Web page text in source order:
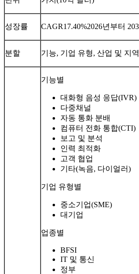
성장률 CAGR17.40%2026년부터
분할 기능, 기업 유형, 산업 및 지
기능별
대화형 음성 응답(IVR)
다중채널
자동 통화 분배
컴퓨터 전화 통합(CTI)
보고 및 분석
인력 최적화
고객 협업
기타(녹음, 다이얼러)
기업 유형별
중소기업(SME)
대기업
업종별
BFSI
IT 및 통신
정부